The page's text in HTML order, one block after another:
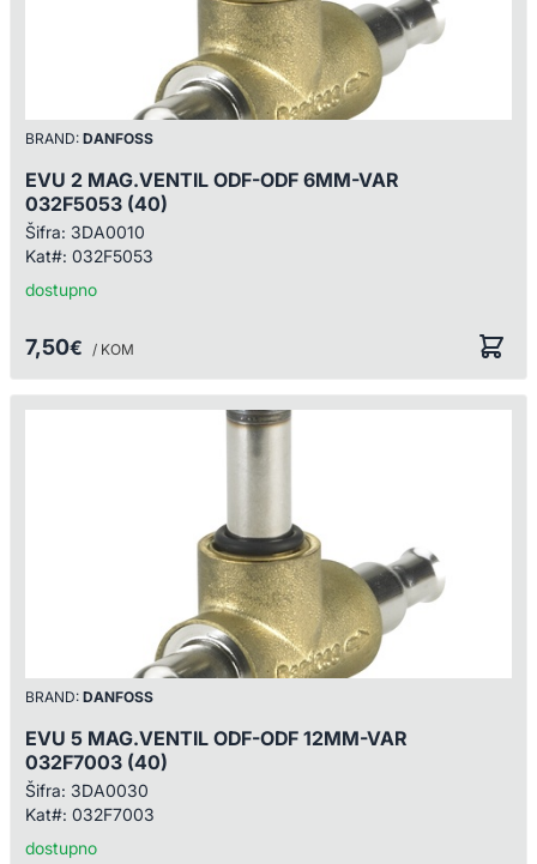
BRAND: DANFOSS
EVU 2 MAG.VENTIL ODF-ODF 6MM-VAR
032F5053 (40)
Šifra: 3DA0010
Kat#: 032F5053
dostupno
7,50€ / KOM
BRAND: DANFOSS
EVU 5 MAG.VENTIL ODF-ODF 12MM-VAR
032F7003 (40)
Šifra: 3DA0030
Kat#: 032F7003
dostupno